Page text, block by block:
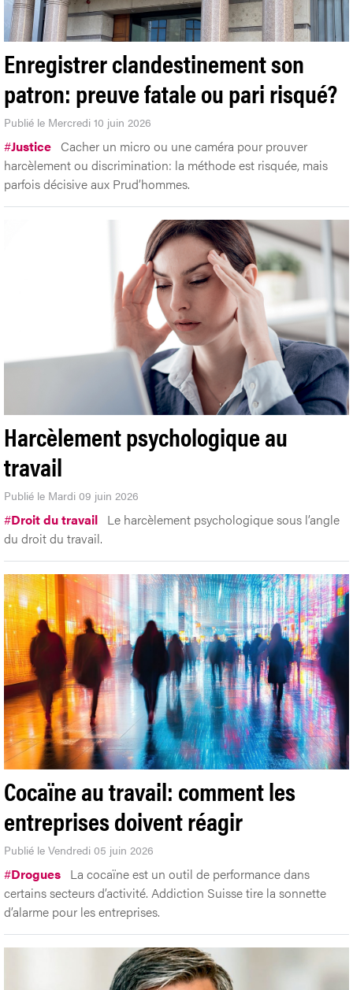
Enregistrer clandestinement son
patron: preuve fatale ou pari risqué?
Publié le Mercredi 10 juin 2026
#Justice Cacher un micro ou une caméra pour prouver
harcèlement ou discrimination: la méthode est risquée, mais
parfois décisive aux Prud’hommes.
Harcèlement psychologique au
travail
Publié le Mardi 09 juin 2026
#Droit du travail Le harcèlement psychologique sous l’angle
du droit du travail.
Cocaïne au travail: comment les
entreprises doivent réagir
Publié le Vendredi 05 juin 2026
#Drogues La cocaïne est un outil de performance dans
certains secteurs d’activité. Addiction Suisse tire la sonnette
d’alarme pour les entreprises.